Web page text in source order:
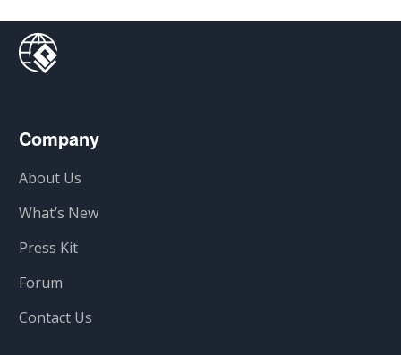
Company
About Us
What’s New
Press Kit
Forum
Contact Us